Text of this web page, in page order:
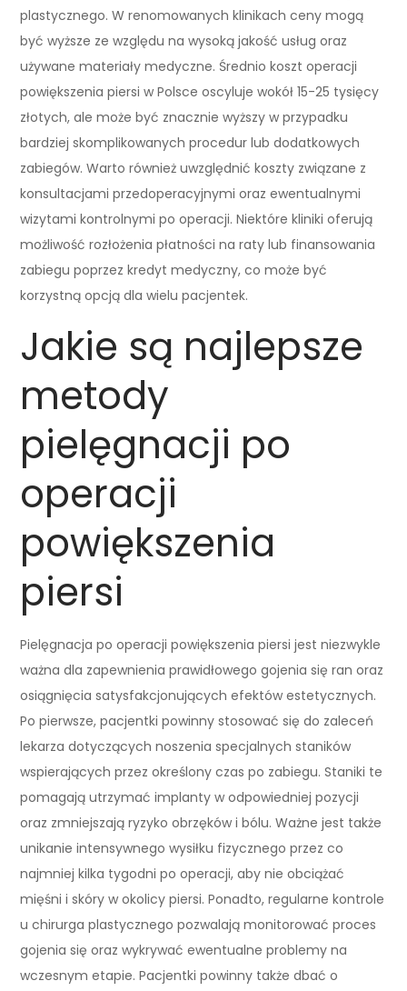
plastycznego. W renomowanych klinikach ceny mogą
być wyższe ze względu na wysoką jakość usług oraz
używane materiały medyczne. Średnio koszt operacji
powiększenia piersi w Polsce oscyluje wokół 15-25 tysięcy
złotych, ale może być znacznie wyższy w przypadku
bardziej skomplikowanych procedur lub dodatkowych
zabiegów. Warto również uwzględnić koszty związane z
konsultacjami przedoperacyjnymi oraz ewentualnymi
wizytami kontrolnymi po operacji. Niektóre kliniki oferują
możliwość rozłożenia płatności na raty lub finansowania
zabiegu poprzez kredyt medyczny, co może być
korzystną opcją dla wielu pacjentek.
Jakie są najlepsze
metody
pielęgnacji po
operacji
powiększenia
piersi
Pielęgnacja po operacji powiększenia piersi jest niezwykle
ważna dla zapewnienia prawidłowego gojenia się ran oraz
osiągnięcia satysfakcjonujących efektów estetycznych.
Po pierwsze, pacjentki powinny stosować się do zaleceń
lekarza dotyczących noszenia specjalnych staników
wspierających przez określony czas po zabiegu. Staniki te
pomagają utrzymać implanty w odpowiedniej pozycji
oraz zmniejszają ryzyko obrzęków i bólu. Ważne jest także
unikanie intensywnego wysiłku fizycznego przez co
najmniej kilka tygodni po operacji, aby nie obciążać
mięśni i skóry w okolicy piersi. Ponadto, regularne kontrole
u chirurga plastycznego pozwalają monitorować proces
gojenia się oraz wykrywać ewentualne problemy na
wczesnym etapie. Pacjentki powinny także dbać o